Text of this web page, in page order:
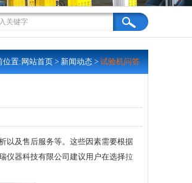
位置:网站首页>新闻动态>试验机问答
以及售后服务等。这些因素需要根据
仪器科技有限公司建议用户在选择拉